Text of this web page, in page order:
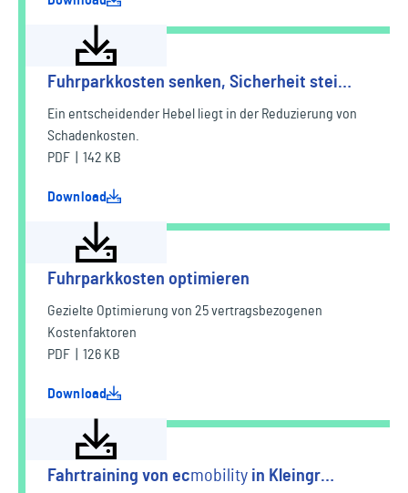
Fuhrparkkosten senken, Sicherheit stei…
Ein entscheidender Hebel liegt in der Reduzierung von
Schadenkosten.
PDF | 142 KB
Download
Fuhrparkkosten optimieren
Gezielte Optimierung von 25 vertragsbezogenen
Kostenfaktoren
PDF | 126 KB
Download
Fahrtraining von ecmobility in Kleingr…